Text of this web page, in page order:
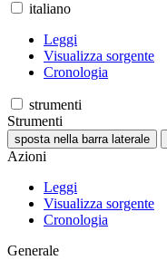
italiano
Leggi
Visualizza sorgente
Cronologia
strumenti
Strumenti
sposta nella barra laterale
Azioni
Leggi
Visualizza sorgente
Cronologia
Generale